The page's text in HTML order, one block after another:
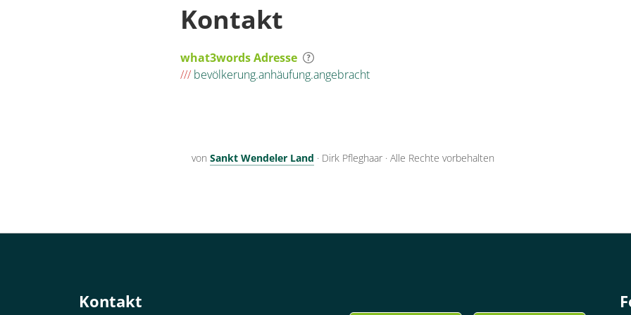
Kontakt
what3words Adresse
/// bevölkerung.anhäufung.angebracht
von Sankt Wendeler Land · Dirk Pfleghaar · Alle Rechte vorbehalten
Kontakt